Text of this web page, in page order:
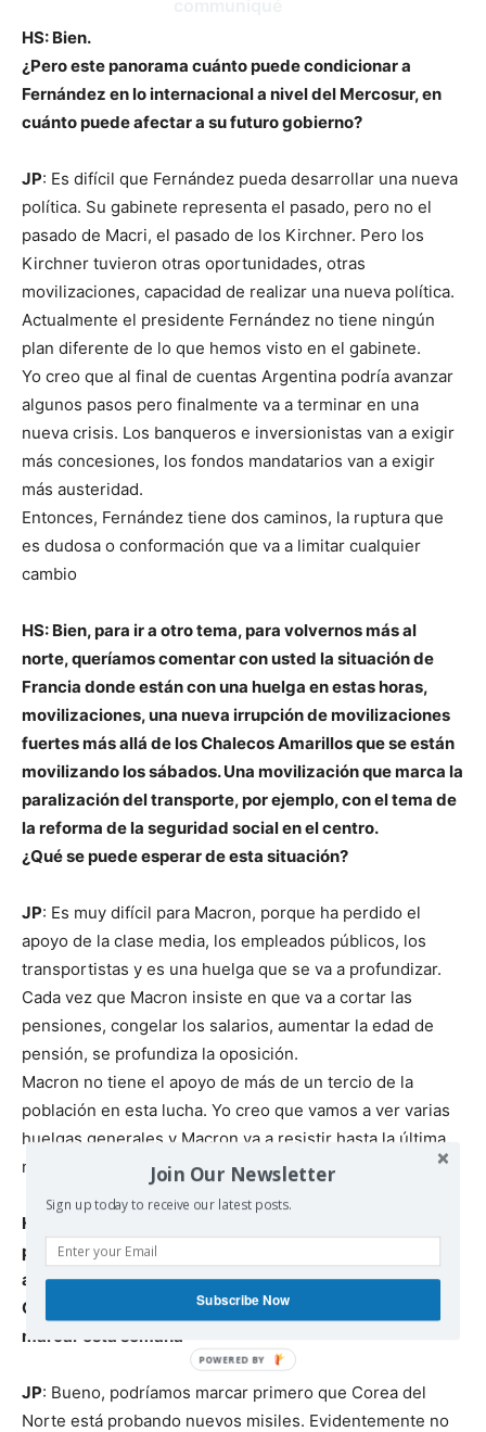
HS: Bien.
¿Pero este panorama cuánto puede condicionar a
Fernández en lo internacional a nivel del Mercosur, en
cuánto puede afectar a su futuro gobierno?
JP: Es difícil que Fernández pueda desarrollar una nueva
política. Su gabinete representa el pasado, pero no el
pasado de Macri, el pasado de los Kirchner. Pero los
Kirchner tuvieron otras oportunidades, otras
movilizaciones, capacidad de realizar una nueva política.
Actualmente el presidente Fernández no tiene ningún
plan diferente de lo que hemos visto en el gabinete.
Yo creo que al final de cuentas Argentina podría avanzar
algunos pasos pero finalmente va a terminar en una
nueva crisis. Los banqueros e inversionistas van a exigir
más concesiones, los fondos mandatarios van a exigir
más austeridad.
Entonces, Fernández tiene dos caminos, la ruptura que
es dudosa o conformación que va a limitar cualquier
cambio
HS: Bien, para ir a otro tema, para volvernos más al
norte, queríamos comentar con usted la situación de
Francia donde están con una huelga en estas horas,
movilizaciones, una nueva irrupción de movilizaciones
fuertes más allá de los Chalecos Amarillos que se están
movilizando los sábados. Una movilización que marca la
paralización del transporte, por ejemplo, con el tema de
la reforma de la seguridad social en el centro.
¿Qué se puede esperar de esta situación?
JP: Es muy difícil para Macron, porque ha perdido el
apoyo de la clase media, los empleados públicos, los
transportistas y es una huelga que se va a profundizar.
Cada vez que Macron insiste en que va a cortar las
pensiones, congelar los salarios, aumentar la edad de
pensión, se profundiza la oposición.
Macron no tiene el apoyo de más de un tercio de la
población en esta lucha. Yo creo que vamos a ver varias
huelgas generales y Macron va a resistir hasta la última,
no es posible un acuerdo en los tiempos actuales
HS: Bien, Petras, para redondear, otros temas teníamos
por ahí, para volver a Estados Unidos, estas últimas
amenazas o señales que ha dado Donald Trump sobre
Corea del Norte, pero otros temas que usted quiera
marcar esta semana
JP: Bueno, podríamos marcar primero que Corea del
Norte está probando nuevos misiles. Evidentemente no
Join Our Newsletter
Sign up today to receive our latest posts.
Subscribe Now